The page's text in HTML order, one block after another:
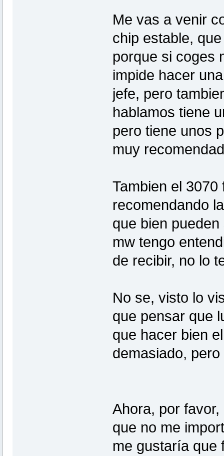
Me vas a venir
chip estable,
porque si coges
impide hacer
jefe, pero
hablamos tiene
pero tiene unos
muy
Tambien el
recomendando
que bien
mw tengo
de recibir, no lo
No se, visto lo
que pensar que
que hacer bien
demasiado,
Ahora, por
que no me
me gustaría que